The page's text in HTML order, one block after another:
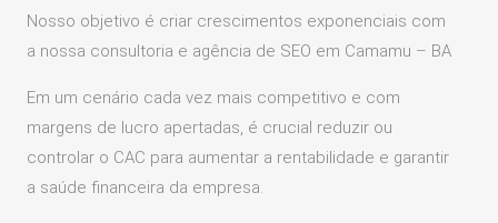
Nosso objetivo é criar crescimentos exponenciais com
a nossa consultoria e agência de SEO em Camamu – BA
Em um cenário cada vez mais competitivo e com
margens de lucro apertadas, é crucial reduzir ou
controlar o CAC para aumentar a rentabilidade e garantir
a saúde financeira da empresa.